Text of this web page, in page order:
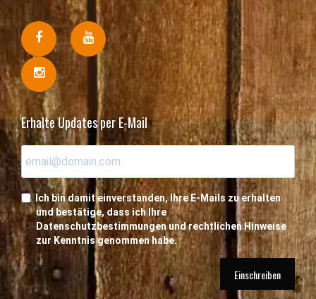
Erhalte Updates per E-Mail
Ich bin damit einverstanden, Ihre E-Mails zu erhalten
und bestätige, dass ich Ihre
Datenschutzbestimmungen und rechtlichen Hinweise
zur Kenntnis genommen habe.
Einschreiben